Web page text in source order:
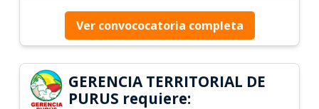
Ver convococatoria completa
GERENCIA TERRITORIAL DE
PURUS requiere: